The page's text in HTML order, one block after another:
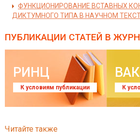
ФУНКЦИОНИРОВАНИЕ ВСТАВНЫХ
ДИКТУМНОГО ТИПА В НАУЧНОМ
ПУБЛИКАЦИИ СТАТЕЙ В
РИНЦ
К условиям публикации
ВАК
К
Читайте также